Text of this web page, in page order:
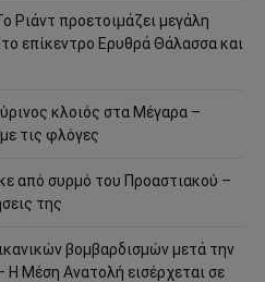
Ριάντ προετοιμάζει μεγάλη
επίκεντρο Ερυθρά Θάλασσα και
κλοιός στα Μέγαρα –
τις φλόγες
από συρμό του Προαστιακού –
της
βομβαρδισμών μετά την
Η Μέση Ανατολή εισέρχεται σε